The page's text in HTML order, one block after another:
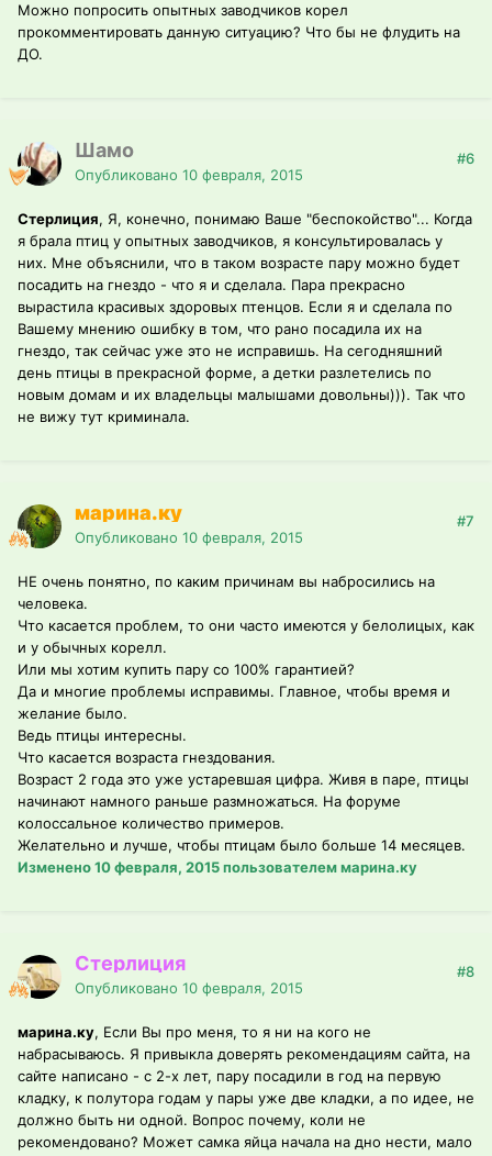
Можно попросить опытных заводчиков корел
прокомментировать данную ситуацию? Что бы не флудить на
ДО.
Шамо
Опубликовано 10 февраля, 2015
#6
Стерлиция, Я, конечно, понимаю Ваше "беспокойство"... Когда
я брала птиц у опытных заводчиков, я консультировалась у
них. Мне объяснили, что в таком возрасте пару можно будет
посадить на гнездо - что я и сделала. Пара прекрасно
вырастила красивых здоровых птенцов. Если я и сделала по
Вашему мнению ошибку в том, что рано посадила их на
гнездо, так сейчас уже это не исправишь. На сегодняшний
день птицы в прекрасной форме, а детки разлетелись по
новым домам и их владельцы малышами довольны))). Так что
не вижу тут криминала.
марина.ку
Опубликовано 10 февраля, 2015
#7
НЕ очень понятно, по каким причинам вы набросились на
человека.
Что касается проблем, то они часто имеются у белолицых, как
и у обычных корелл.
Или мы хотим купить пару со 100% гарантией?
Да и многие проблемы исправимы. Главное, чтобы время и
желание было.
Ведь птицы интересны.
Что касается возраста гнездования.
Возраст 2 года это уже устаревшая цифра. Живя в паре, птицы
начинают намного раньше размножаться. На форуме
колоссальное количество примеров.
Желательно и лучше, чтобы птицам было больше 14 месяцев.
Изменено10 февраля, 2015пользователем марина.ку
Стерлиция
Опубликовано 10 февраля, 2015
#8
марина.ку, Если Вы про меня, то я ни на кого не
набрасываюсь. Я привыкла доверять рекомендациям сайта, на
сайте написано - с 2-х лет, пару посадили в год на первую
кладку, к полутора годам у пары уже две кладки, а по идее, не
должно быть ни одной. Вопрос почему, коли не
рекомендовано? Может самка яйца начала на дно нести, мало